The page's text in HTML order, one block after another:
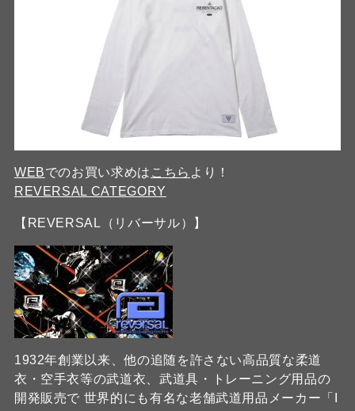
WEBでのお買い求めは こちら より！
REVERSAL CATEGORY
【REVERSAL（リバーサル）】
1932年創業以来、他の追随を許さない高品質な柔道
衣・空手衣等の武道衣、武道具・トレーニング用品の
開発販売で 世界的にも有名な老舗武道用品メーカー「I